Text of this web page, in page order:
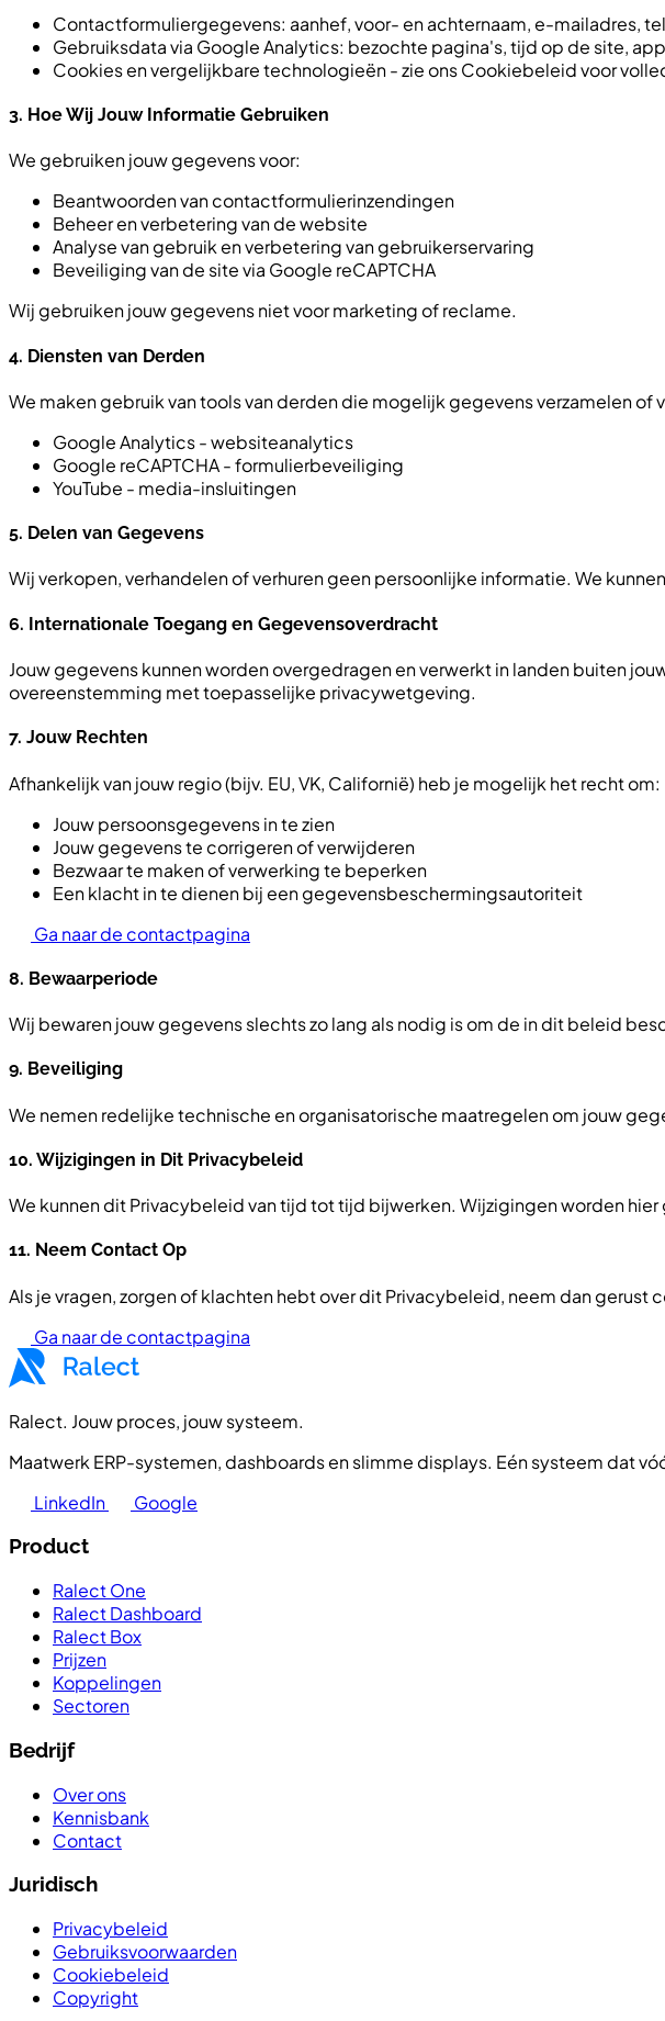
Contactformuliergegevens: aanhef, voor- en achternaam, e-mailadres,
Gebruiksdata via Google Analytics: bezochte pagina's, tijd op de site,
Cookies en vergelijkbare technologieën - zie ons Cookiebeleid voor
3. Hoe Wij Jouw Informatie Gebruiken
We gebruiken jouw gegevens voor:
Beantwoorden van contactformulierinzendingen
Beheer en verbetering van de website
Analyse van gebruik en verbetering van gebruikerservaring
Beveiliging van de site via Google reCAPTCHA
Wij gebruiken jouw gegevens niet voor marketing of reclame.
4. Diensten van Derden
We maken gebruik van tools van derden die mogelijk gegevens verzamelen of
Google Analytics - websiteanalytics
Google reCAPTCHA - formulierbeveiliging
YouTube - media-insluitingen
5. Delen van Gegevens
Wij verkopen, verhandelen of verhuren geen persoonlijke informatie. We
6. Internationale Toegang en Gegevensoverdracht
Jouw gegevens kunnen worden overgedragen en verwerkt in landen buiten
overeenstemming met toepasselijke privacywetgeving.
7. Jouw Rechten
Afhankelijk van jouw regio (bijv. EU, VK, Californië) heb je mogelijk het recht om:
Jouw persoonsgegevens in te zien
Jouw gegevens te corrigeren of verwijderen
Bezwaar te maken of verwerking te beperken
Een klacht in te dienen bij een gegevensbeschermingsautoriteit
Ga naar de contactpagina
8. Bewaarperiode
Wij bewaren jouw gegevens slechts zo lang als nodig is om de in dit beleid
9. Beveiliging
We nemen redelijke technische en organisatorische maatregelen om jouw
10. Wijzigingen in Dit Privacybeleid
We kunnen dit Privacybeleid van tijd tot tijd bijwerken. Wijzigingen worden
11. Neem Contact Op
Als je vragen, zorgen of klachten hebt over dit Privacybeleid, neem dan gerust
Ga naar de contactpagina
Ralect. Jouw proces, jouw systeem.
Maatwerk ERP-systemen, dashboards en slimme displays. Eén systeem dat
LinkedIn
Google
Product
Ralect One
Ralect Dashboard
Ralect Box
Prijzen
Koppelingen
Sectoren
Bedrijf
Over ons
Kennisbank
Contact
Juridisch
Privacybeleid
Gebruiksvoorwaarden
Cookiebeleid
Copyright